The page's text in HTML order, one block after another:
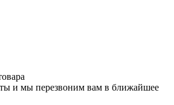
и мы перезвоним вам в ближайшее